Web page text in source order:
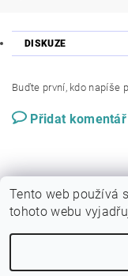
DISKUZE
Buďte první, kdo napíše
Přidat komentář
2026 © Galerie KRAB,
Tento web používá
tohoto webu